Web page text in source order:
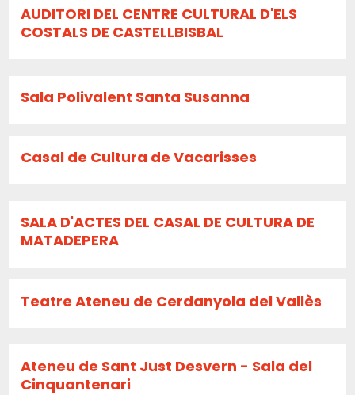
AUDITORI DEL CENTRE CULTURAL D'ELS
COSTALS DE CASTELLBISBAL
Sala Polivalent Santa Susanna
Casal de Cultura de Vacarisses
SALA D'ACTES DEL CASAL DE CULTURA DE
MATADEPERA
Teatre Ateneu de Cerdanyola del Vallès
Ateneu de Sant Just Desvern - Sala del
Cinquantenari